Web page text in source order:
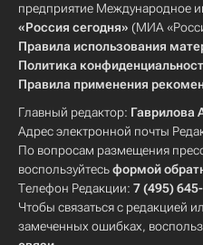
предприятие Международное
«Россия сегодня» (МИА
Правила использования
Политика
Правила применения
Главный редактор: Гаврилова
Адрес электронной почты
По вопросам размещения
воспользуйтесьформой
Телефон Редакции: 7 (495)
Чтобы связаться с редакцией
замеченных ошибках,